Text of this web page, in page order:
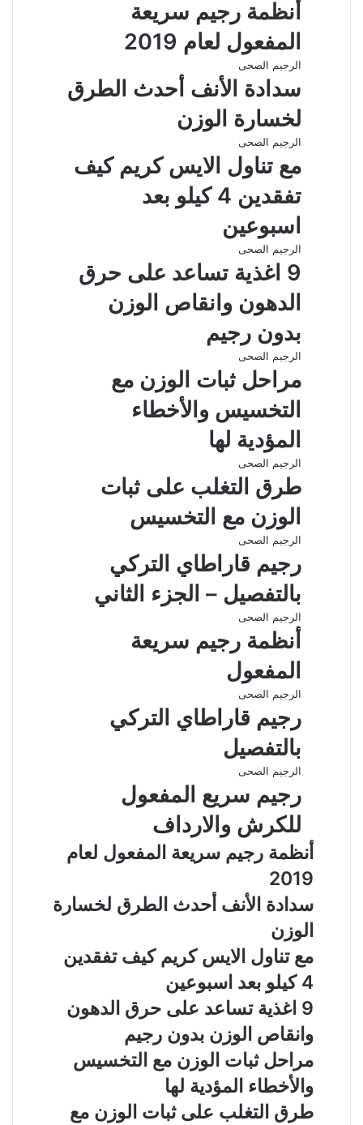
أنظمة رجيم سريعة
المفعول لعام 2019
الرجيم الصحى
سدادة الأنف أحدث الطرق
لخسارة الوزن
الرجيم الصحى
مع تناول الايس كريم كيف
تفقدين 4 كيلو بعد
اسبوعين
الرجيم الصحى
9 اغذية تساعد على حرق
الدهون وانقاص الوزن
بدون رجيم
الرجيم الصحى
مراحل ثبات الوزن مع
التخسيس والأخطاء
المؤدية لها
الرجيم الصحى
طرق التغلب على ثبات
الوزن مع التخسيس
الرجيم الصحى
رجيم قاراطاي التركي
بالتفصيل – الجزء الثاني
الرجيم الصحى
أنظمة رجيم سريعة
المفعول
الرجيم الصحى
رجيم قاراطاي التركي
بالتفصيل
الرجيم الصحى
رجيم سريع المفعول
للكرش والارداف
أنظمة رجيم سريعة المفعول لعام
2019
سدادة الأنف أحدث الطرق لخسارة
الوزن
مع تناول الايس كريم كيف تفقدين
4 كيلو بعد اسبوعين
9 اغذية تساعد على حرق الدهون
وانقاص الوزن بدون رجيم
مراحل ثبات الوزن مع التخسيس
والأخطاء المؤدية لها
طرق التغلب على ثبات الوزن مع